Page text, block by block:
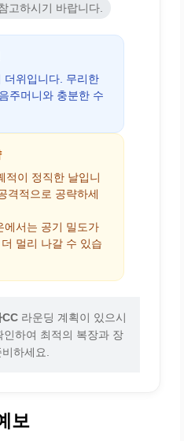
고하시기 바랍니다.
더위입니다. 무리한
주머니와 충분한 수
적이 정직한 날입니
격적으로 공략하세
에서는 공기 밀도가
멀리 나갈 수 있습
CC 라운딩 계획이 있으시
하여 최적의 복장과 장
하세요.
보